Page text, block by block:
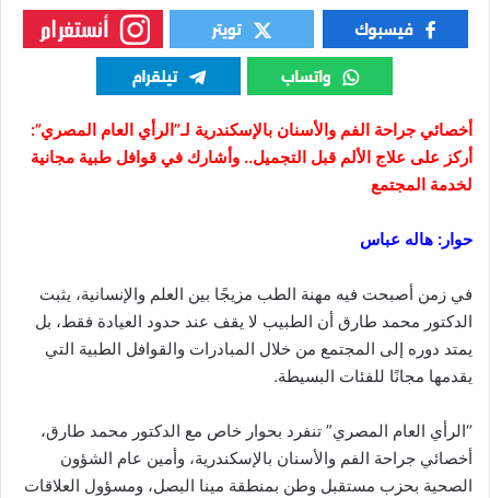
أخصائي جراحة الفم والأسنان بالإسكندرية لـ”الرأي العام المصري”:
أركز على علاج الألم قبل التجميل.. وأشارك في قوافل طبية مجانية
لخدمة المجتمع
حوار: هاله عباس
في زمن أصبحت فيه مهنة الطب مزيجًا بين العلم والإنسانية، يثبت
الدكتور محمد طارق أن الطبيب لا يقف عند حدود العيادة فقط، بل
يمتد دوره إلى المجتمع من خلال المبادرات والقوافل الطبية التي
يقدمها مجانًا للفئات البسيطة.
“الرأي العام المصري” تنفرد بحوار خاص مع الدكتور محمد طارق،
أخصائي جراحة الفم والأسنان بالإسكندرية، وأمين عام الشؤون
الصحية بحزب مستقبل وطن بمنطقة مينا البصل، ومسؤول العلاقات